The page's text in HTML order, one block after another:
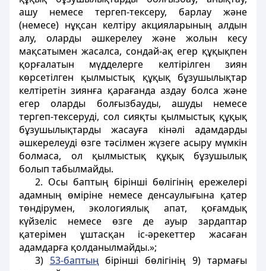
ашу немесе тергеп-тексеру, барлау және
(немесе) нұқсан келтіру акцияларының алдын
алу, оларды әшкерелеу және жолын кесу
мақсатымен жасалса, сондай-ақ егер құқықпен
қорғалатын мүдделерге келтірілген зиян
көрсетілген қылмыстық құқық бұзушылықтар
келтіретін зиянға қарағанда аздау болса және
егер оларды болғызбауды, ашуды немесе
тергеп-тексеруді, сол сияқты қылмыстық құқық
бұзушылықтарды жасауға кінәлі адамдарды
әшкерелеуді өзге тәсілмен жүзеге асыру мүмкін
болмаса, ол қылмыстық құқық бұзушылық
болып табылмайды.
2. Осы баптың бірінші бөлігінің ережелері
адамның өміріне немесе денсаулығына қатер
төндірумен, экологиялық апат, қоғамдық
күйзеліс немесе өзге де ауыр зардаптар
қатерімен ұштасқан іс-әрекеттер жасаған
адамдарға қолданылмайды.»;
3) 53-баптың бірінші бөлігінің 9) тармағы